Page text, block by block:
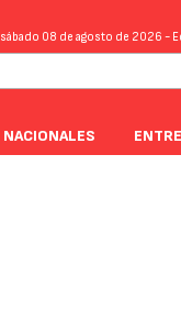
sábado 08 de agosto de 2026 -
NACIONALES